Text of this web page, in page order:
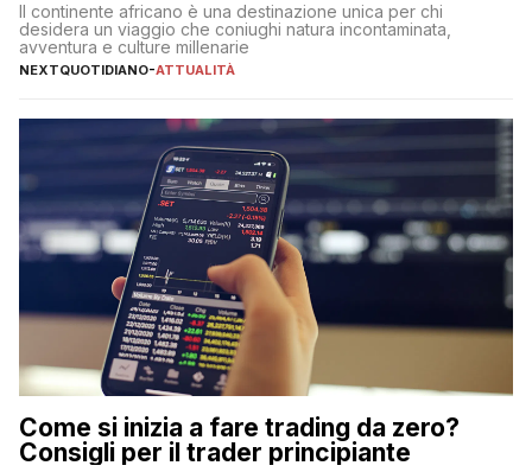
Il continente africano è una destinazione unica per chi
desidera un viaggio che coniughi natura incontaminata,
avventura e culture millenarie
NEXTQUOTIDIANO-ATTUALITÀ
Come si inizia a fare trading da zero?
Consigli per il trader principiante